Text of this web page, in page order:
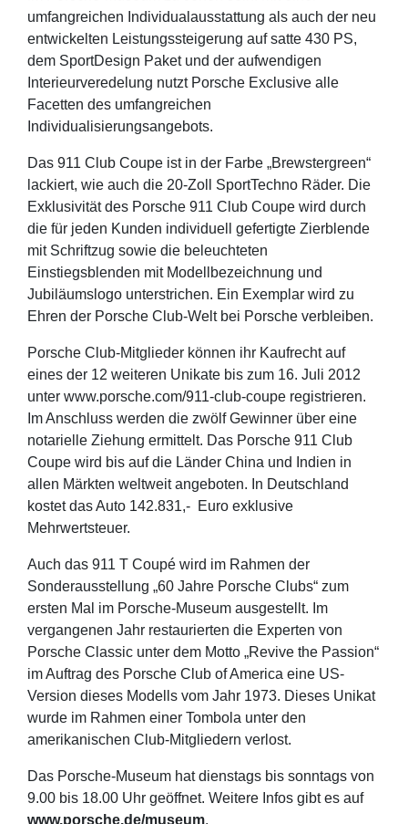
umfangreichen Individualausstattung als auch der neu
entwickelten Leistungssteigerung auf satte 430 PS,
dem SportDesign Paket und der aufwendigen
Interieurveredelung nutzt Porsche Exclusive alle
Facetten des umfangreichen
Individualisierungsangebots.
Das 911 Club Coupe ist in der Farbe „Brewstergreen“
lackiert, wie auch die 20-Zoll SportTechno Räder. Die
Exklusivität des Porsche 911 Club Coupe wird durch
die für jeden Kunden individuell gefertigte Zierblende
mit Schriftzug sowie die beleuchteten
Einstiegsblenden mit Modellbezeichnung und
Jubiläumslogo unterstrichen. Ein Exemplar wird zu
Ehren der Porsche Club-Welt bei Porsche verbleiben.
Porsche Club-Mitglieder können ihr Kaufrecht auf
eines der 12 weiteren Unikate bis zum 16. Juli 2012
unter www.porsche.com/911-club-coupe registrieren.
Im Anschluss werden die zwölf Gewinner über eine
notarielle Ziehung ermittelt. Das Porsche 911 Club
Coupe wird bis auf die Länder China und Indien in
allen Märkten weltweit angeboten. In Deutschland
kostet das Auto 142.831,- Euro exklusive
Mehrwertsteuer.
Auch das 911 T Coupé wird im Rahmen der
Sonderausstellung „60 Jahre Porsche Clubs“ zum
ersten Mal im Porsche-Museum ausgestellt. Im
vergangenen Jahr restaurierten die Experten von
Porsche Classic unter dem Motto „Revive the Passion“
im Auftrag des Porsche Club of America eine US-
Version dieses Modells vom Jahr 1973. Dieses Unikat
wurde im Rahmen einer Tombola unter den
amerikanischen Club-Mitgliedern verlost.
Das Porsche-Museum hat dienstags bis sonntags von
9.00 bis 18.00 Uhr geöffnet. Weitere Infos gibt es auf
www.porsche.de/museum.